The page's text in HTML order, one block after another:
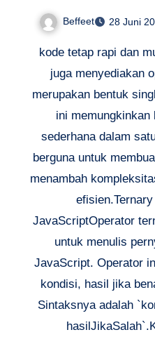
Beffeet 28 Juni
kode tetap rapi dan
juga menyediakan
merupakan bentuk
ini
sederhana dalam
berguna untuk
menambah
JavaScriptOperator
untuk menulis
JavaScript. Operator
kondisi, hasil jika
Sintaksnya adalah